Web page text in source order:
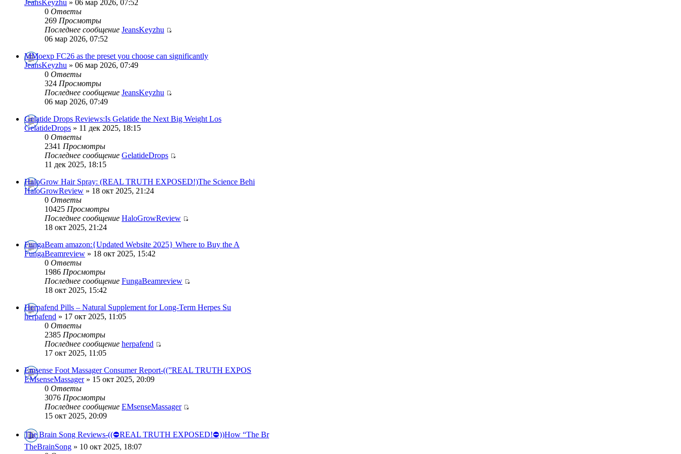
JeansKeyzhu » 06 мар 2026, 07:52
0 Ответы
269 Просмотры
Последнее сообщение JeansKeyzhu
06 мар 2026, 07:52
MMoexp FC26 as the preset you choose can significantly
JeansKeyzhu » 06 мар 2026, 07:49
0 Ответы
324 Просмотры
Последнее сообщение JeansKeyzhu
06 мар 2026, 07:49
Gelatide Drops Reviews:Is Gelatide the Next Big Weight Los
GelatideDrops » 11 дек 2025, 18:15
0 Ответы
2341 Просмотры
Последнее сообщение GelatideDrops
11 дек 2025, 18:15
HaloGrow Hair Spray: (REAL TRUTH EXPOSED!)The Science Behi
HaloGrowReview » 18 окт 2025, 21:24
0 Ответы
10425 Просмотры
Последнее сообщение HaloGrowReview
18 окт 2025, 21:24
FungaBeam amazon:{Updated Website 2025} Where to Buy the A
FungaBeamreview » 18 окт 2025, 15:42
0 Ответы
1986 Просмотры
Последнее сообщение FungaBeamreview
18 окт 2025, 15:42
Herpafend Pills – Natural Supplement for Long-Term Herpes Su
herpafend » 17 окт 2025, 11:05
0 Ответы
2385 Просмотры
Последнее сообщение herpafend
17 окт 2025, 11:05
Emsense Foot Massager Consumer Report-((”REAL TRUTH EXPOS
EMsenseMassager» 15 окт 2025, 20:09
0 Ответы
3076 Просмотры
Последнее сообщение EMsenseMassager
15 окт 2025, 20:09
The Brain Song Reviews-((⛔REAL TRUTH EXPOSED!⛔))How “The Br
TheBrainSong » 10 окт 2025, 18:07